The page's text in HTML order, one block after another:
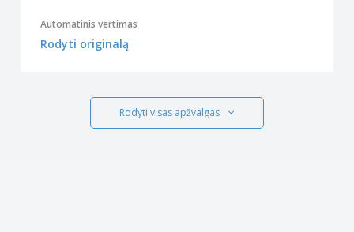
Automatinis vertimas
Rodyti originalą
Rodyti visas apžvalgas